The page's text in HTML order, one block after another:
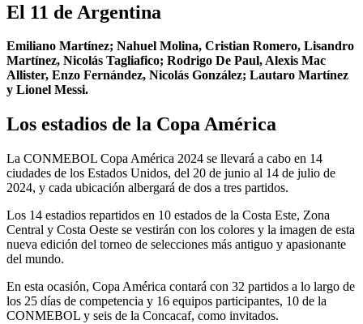
El 11 de Argentina
Emiliano Martínez; Nahuel Molina, Cristian Romero, Lisandro
Martínez, Nicolás Tagliafico; Rodrigo De Paul, Alexis Mac
Allister, Enzo Fernández, Nicolás González; Lautaro Martínez
y Lionel Messi.
Los estadios de la Copa América
La CONMEBOL Copa América 2024 se llevará a cabo en 14
ciudades de los Estados Unidos, del 20 de junio al 14 de julio de
2024, y cada ubicación albergará de dos a tres partidos.
Los 14 estadios repartidos en 10 estados de la Costa Este, Zona
Central y Costa Oeste se vestirán con los colores y la imagen de esta
nueva edición del torneo de selecciones más antiguo y apasionante
del mundo.
En esta ocasión, Copa América contará con 32 partidos a lo largo de
los 25 días de competencia y 16 equipos participantes, 10 de la
CONMEBOL y seis de la Concacaf, como invitados.